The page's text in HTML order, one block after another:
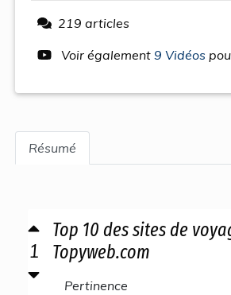
219 articles
Voir également 9 Vidéos
Résumé
1
Top 10 des sites de
Topyweb.com
Pertinence